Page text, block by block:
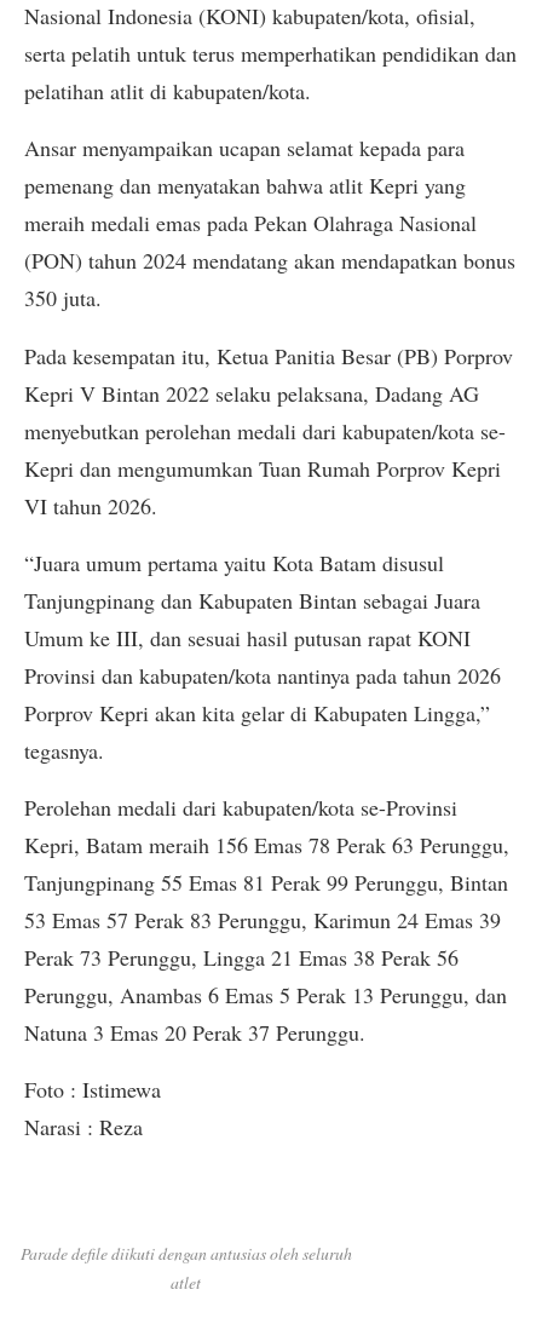
Nasional Indonesia (KONI) kabupaten/kota, ofisial,
serta pelatih untuk terus memperhatikan pendidikan dan
pelatihan atlit di kabupaten/kota.
Ansar menyampaikan ucapan selamat kepada para
pemenang dan menyatakan bahwa atlit Kepri yang
meraih medali emas pada Pekan Olahraga Nasional
(PON) tahun 2024 mendatang akan mendapatkan bonus
350 juta.
Pada kesempatan itu, Ketua Panitia Besar (PB) Porprov
Kepri V Bintan 2022 selaku pelaksana, Dadang AG
menyebutkan perolehan medali dari kabupaten/kota se-
Kepri dan mengumumkan Tuan Rumah Porprov Kepri
VI tahun 2026.
“Juara umum pertama yaitu Kota Batam disusul
Tanjungpinang dan Kabupaten Bintan sebagai Juara
Umum ke III, dan sesuai hasil putusan rapat KONI
Provinsi dan kabupaten/kota nantinya pada tahun 2026
Porprov Kepri akan kita gelar di Kabupaten Lingga,”
tegasnya.
Perolehan medali dari kabupaten/kota se-Provinsi
Kepri, Batam meraih 156 Emas 78 Perak 63 Perunggu,
Tanjungpinang 55 Emas 81 Perak 99 Perunggu, Bintan
53 Emas 57 Perak 83 Perunggu, Karimun 24 Emas 39
Perak 73 Perunggu, Lingga 21 Emas 38 Perak 56
Perunggu, Anambas 6 Emas 5 Perak 13 Perunggu, dan
Natuna 3 Emas 20 Perak 37 Perunggu.
Foto : Istimewa
Narasi : Reza
Parade defile diikuti dengan antusias oleh seluruh
atlet